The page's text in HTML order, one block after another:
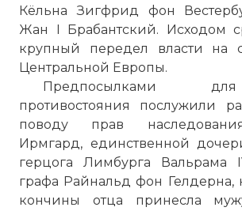
Кёльна Зигфрид фон
Жан I Брабантский. Исходом
крупный передел власти на
Центральной Европы.
Предпосылками
противостояния послужили
поводу прав
Ирмгард, единственной
герцога Лимбурга Вальрама
графа Райнальд фон Гелдерна,
кончины отца принесла